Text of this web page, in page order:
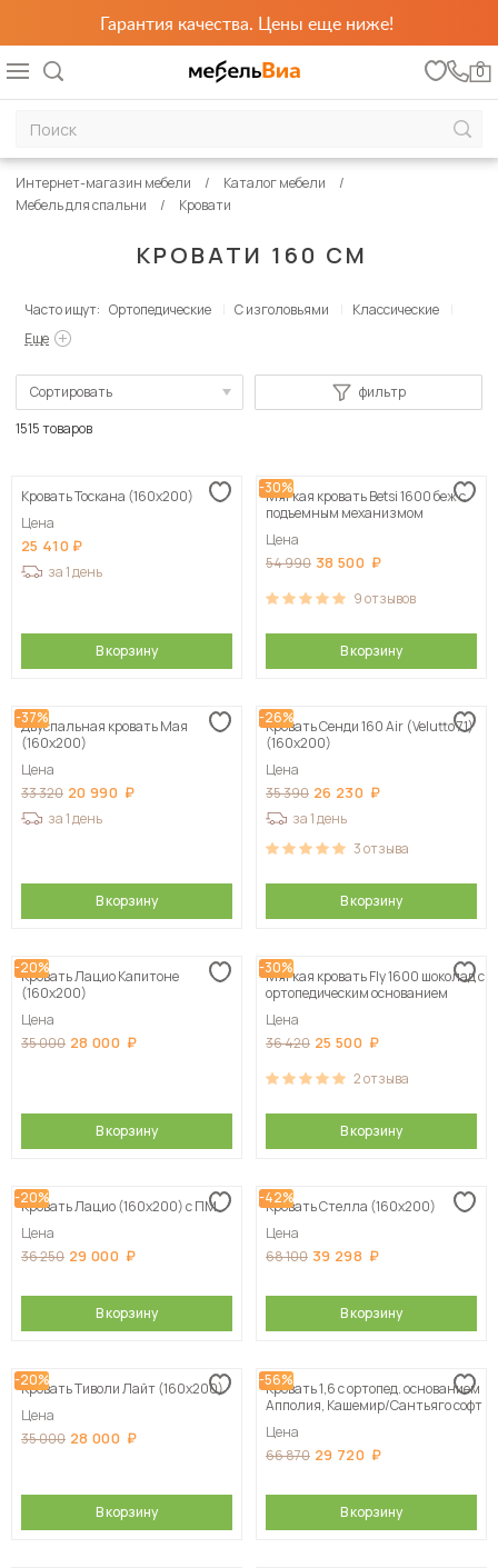
Гарантия качества. Цены еще ниже!
0
КРОВАТИ 160 СМ
Интернет-магазин мебели
Каталог мебели
Мебель для спальни
Кровати
Часто ищут: Ортопедические С изголовьями
Классические
Еще
Сортировать
Сначала дорогие
фильтр
1515 товаров
Кровать Тоскана (160х200)
Цена
25 410
за 1 день
В корзину
-30%
Мягкая кровать Betsi 1600 беж с
подъемным механизмом
Цена
54 990 38 500
9отзывов
В корзину
-37%
Двуспальная кровать Мая
(160х200)
Цена
33 320 20 990
за 1 день
В корзину
-26%
Кровать Сенди 160 Air (Velutto 71)
(160х200)
Цена
35 390 26 230
за 1 день
3отзыва
В корзину
-20%
Кровать Лацио Капитоне
(160х200)
Цена
35 000 28 000
В корзину
-30%
Мягкая кровать Fly 1600 шоколад с
ортопедическим основанием
Цена
36 420 25 500
2отзыва
В корзину
-20%
Кровать Лацио (160х200) с ПМ
Цена
36 250 29 000
В корзину
-42%
Кровать Стелла (160х200)
Цена
68 100 39 298
В корзину
-20%
Кровать Тиволи Лайт (160х200)
Цена
35 000 28 000
В корзину
-56%
Кровать 1,6 с ортопед. основанием
Апполия, Кашемир/Сантьяго софт
Цена
66 870 29 720
В корзину